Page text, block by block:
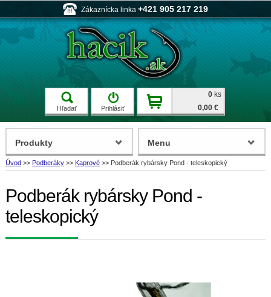
Zákaznícka linka +421 905 217 219
Hľadať Prihlásiť
0 ks
0,00 €
Úvod >> Podberáky >> Kaprové >> Podberák rybársky Pond - teleskopický
Podberák rybársky Pond -
teleskopický
Produkty Menu